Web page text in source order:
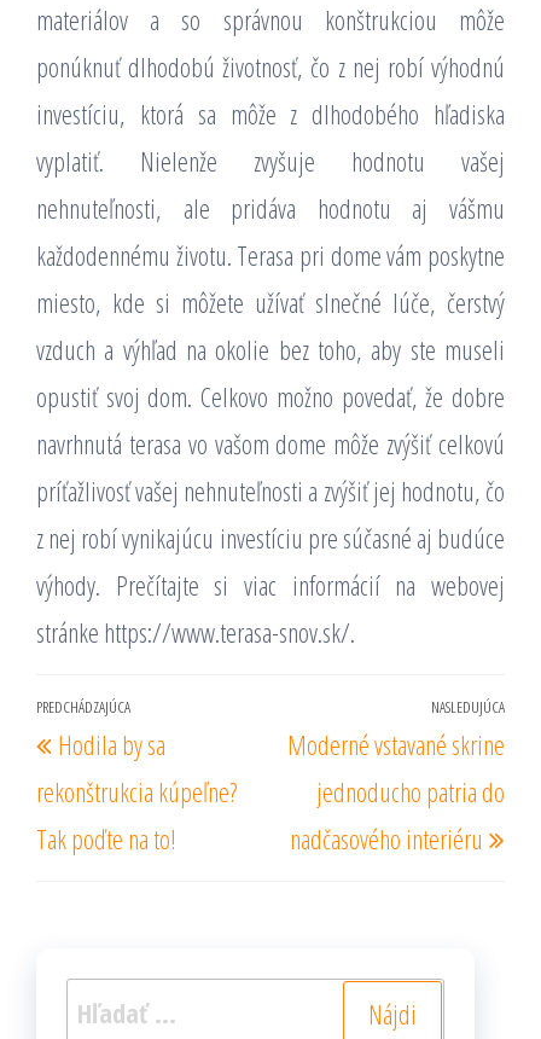
materiálov a so správnou konštrukciou môže
ponúknuť dlhodobú životnosť, čo z nej robí výhodnú
investíciu, ktorá sa môže z dlhodobého hľadiska
vyplatiť. Nielenže zvyšuje hodnotu vašej
nehnuteľnosti, ale pridáva hodnotu aj vášmu
každodennému životu. Terasa pri dome vám poskytne
miesto, kde si môžete užívať slnečné lúče, čerstvý
vzduch a výhľad na okolie bez toho, aby ste museli
opustiť svoj dom. Celkovo možno povedať, že dobre
navrhnutá terasa vo vašom dome môže zvýšiť celkovú
príťažlivosť vašej nehnuteľnosti a zvýšiť jej hodnotu, čo
z nej robí vynikajúcu investíciu pre súčasné aj budúce
výhody. Prečítajte si viac informácií na webovej
stránke https://www.terasa-snov.sk/.
Navigácia
v
článku
Predchádzajúci
príspevok
PREDCHÁDZAJÚCA
Hodila by sa
rekonštrukcia kúpeľne?
Tak poďte na to!
NASLEDUJÚCA
Moderné vstavané skrine
jednoducho patria do
nadčasového interiéru
Hľadať: